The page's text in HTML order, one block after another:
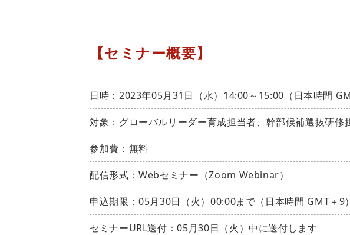
【セミナー概要】
日時：2023年05月31日（水）14:00～15:00（日本時間
対象：グローバルリーダー育成担当者、幹部候補選抜研
参加費：無料
配信形式：Webセミナー（Zoom Webinar）
申込期限：05月30日（火）00:00まで（日本時間 GMT＋9）
セミナーURL送付：05月30日（火）中に送付します